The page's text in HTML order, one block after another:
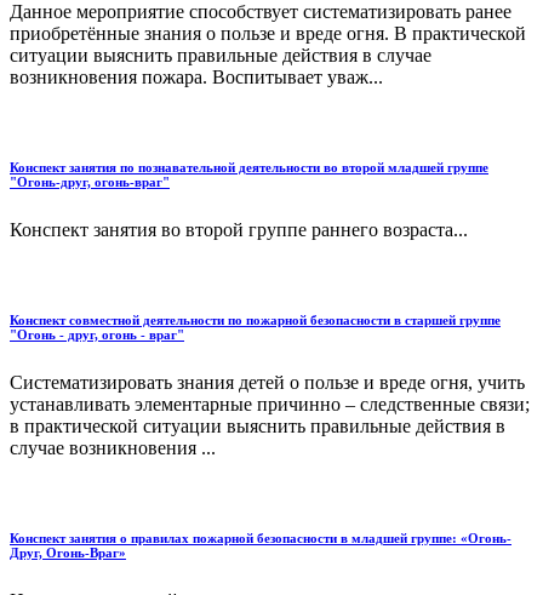
Данное мероприятие способствует систематизировать ранее
приобретённые знания о пользе и вреде огня. В практической
ситуации выяснить правильные действия в случае
возникновения пожара. Воспитывает уваж...
Конспект занятия по познавательной деятельности во второй младшей группе
"Огонь-друг, огонь-враг"
Конспект занятия во второй группе раннего возраста...
Конспект совместной деятельности по пожарной безопасности в старшей группе
"Огонь - друг, огонь - враг"
Систематизировать знания детей о пользе и вреде огня, учить
устанавливать элементарные причинно – следственные связи;
в практической ситуации выяснить правильные действия в
случае возникновения ...
Конспект занятия о правилах пожарной безопасности в младшей группе: «Огонь-
Друг, Огонь-Враг»